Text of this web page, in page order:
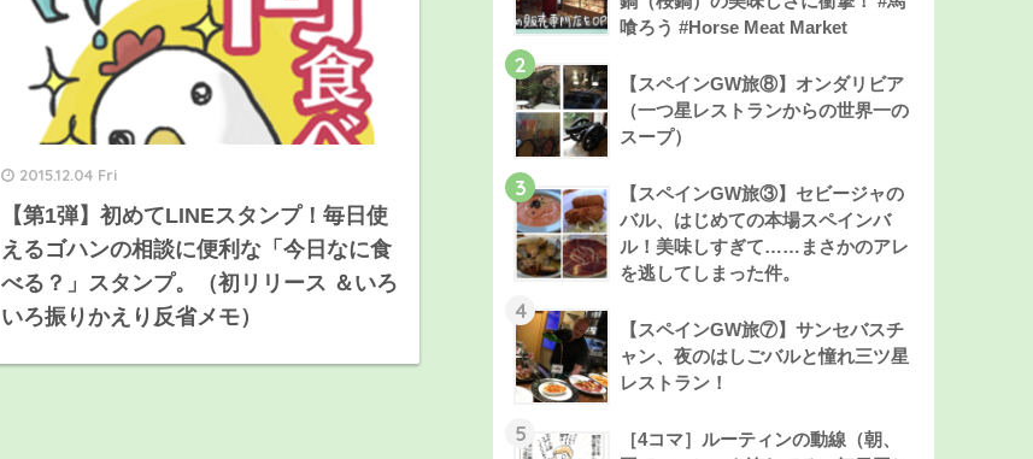
2015.12.04 Fri
【第1弾】初めてLINEスタンプ！毎日使
えるゴハンの相談に便利な「今日なに食
べる？」スタンプ。（初リリース ＆いろ
いろ振りかえり反省メモ）
喰ろう #Horse Meat Market
2
【スペインGW旅⑧】オンダリビア
（一つ星レストランからの世界一の
スープ）
3
【スペインGW旅③】セビージャの
バル、はじめての本場スペインバ
ル！美味しすぎて……まさかのアレ
を逃してしまった件。
4
【スペインGW旅⑦】サンセバスチ
ャン、夜のはしごバルと憧れ三ツ星
レストラン！
5
［4コマ］ルーティンの動線（朝、